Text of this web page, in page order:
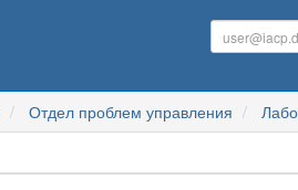
Отдел проблем управления